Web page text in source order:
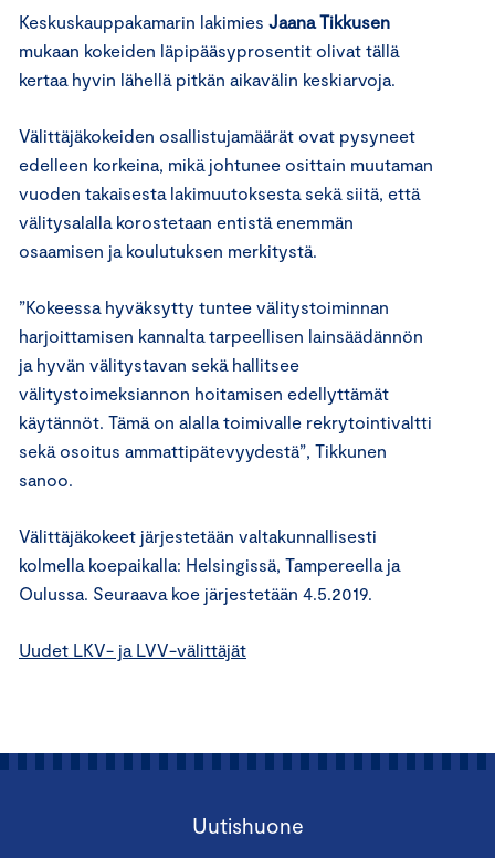
Keskuskauppakamarin lakimies Jaana Tikkusen
mukaan kokeiden läpipääsyprosentit olivat tällä
kertaa hyvin lähellä pitkän aikavälin keskiarvoja.
Välittäjäkokeiden osallistujamäärät ovat pysyneet
edelleen korkeina, mikä johtunee osittain muutaman
vuoden takaisesta lakimuutoksesta sekä siitä, että
välitysalalla korostetaan entistä enemmän
osaamisen ja koulutuksen merkitystä.
”Kokeessa hyväksytty tuntee välitystoiminnan
harjoittamisen kannalta tarpeellisen lainsäädännön
ja hyvän välitystavan sekä hallitsee
välitystoimeksiannon hoitamisen edellyttämät
käytännöt. Tämä on alalla toimivalle rekrytointivaltti
sekä osoitus ammattipätevyydestä”, Tikkunen
sanoo.
Välittäjäkokeet järjestetään valtakunnallisesti
kolmella koepaikalla: Helsingissä, Tampereella ja
Oulussa. Seuraava koe järjestetään 4.5.2019.
Uudet LKV- ja LVV-välittäjät
Uutishuone